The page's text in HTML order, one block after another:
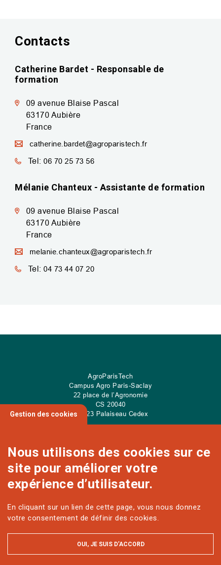
Contacts
Catherine Bardet - Responsable de
formation
09 avenue Blaise Pascal
63170 Aubière
France
catherine.bardet@agroparistech.fr
Tel: 06 70 25 73 56
Mélanie Chanteux - Assistante de formation
09 avenue Blaise Pascal
63170 Aubière
France
melanie.chanteux@agroparistech.fr
Tel: 04 73 44 07 20
AgroParisTech
Campus Agro Paris-Saclay
22 place de l’Agronomie
CS 20040
91 123 Palaiseau Cedex
NOUS CONTACTER
Sur les réseaux
Gestion des cookies
Nous utilisons des cookies sur ce
site pour améliorer votre
expérience d’utilisateur.
En cliquant sur un lien de cette page, vous nous donnez
votre consentement de définir des cookies.
OUI, JE SUIS D'ACCORD